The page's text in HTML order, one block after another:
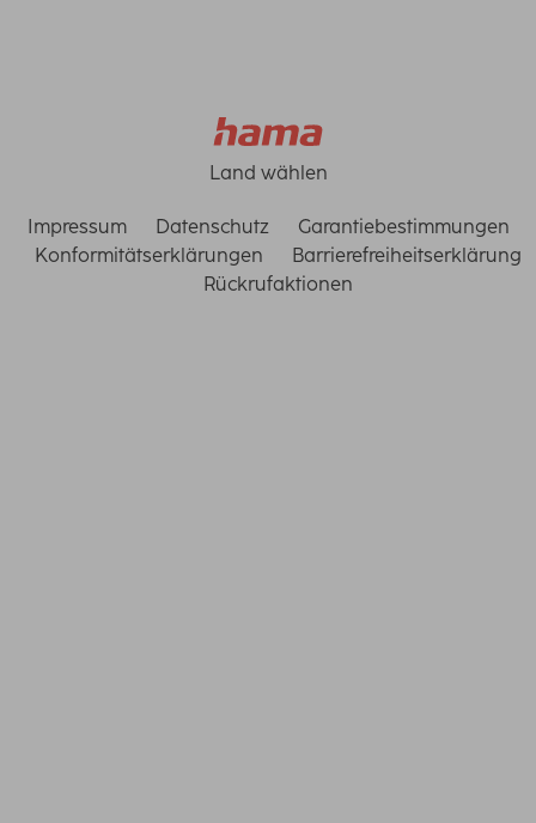
Land wählen
Impressum Datenschutz
Garantiebestimmungen
Konformitätserklärungen
Barrierefreiheitserklärung
Rückrufaktionen